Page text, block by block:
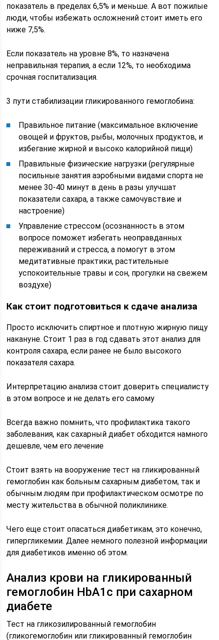
показатель в пределах 6,5% и меньше. А вот пожилые
люди, чтобы избежать осложнений стоит иметь его
ниже 7,5%.
Если показатель на уровне 8%, то назначена
неправильная терапия, а если 12%, то необходима
срочная госпитализация.
3 пути стабилизации гликированного гемоглобина:
Правильное питание (максимальное включение
овощей и фруктов, рыбы, молочных продуктов, и
избегание жирной и высоко калорийной пищи)
Правильные физические нагрузки (регулярные
посильные занятия аэробными видами спорта не
менее 30-40 минут в день в разы улучшат
показатели сахара, а также самочувствие и
настроение)
Управление стрессом (осознанность в этом
вопросе поможет избегать неоправданных
переживаний и стресса, а помогут в этом
медитативные практики, растительные
успокоительные травы и сон, прогулки на свежем
воздухе)
Как стоит подготовиться к сдаче анализа
Просто исключить спиртное и плотную жирную пищу
накануне. Стоит 1 раз в год сдавать этот анализ для
контроля сахара, если ранее не было высокого
показателя сахара.
Интерпретацию анализа стоит доверить специалисту
в этом вопросе и не делать его самому
Всегда важно помнить, что профилактика такого
заболевания, как сахарный диабет обходится намного
дешевле, чем его лечение
Стоит взять на вооружение тест на гликированный
гемоглобин как больным сахарным диабетом, так и
обычным людям при профилактическом осмотре по
месту жительства в обычной поликлинике.
Чего еще стоит опасаться диабетикам, это конечно,
гипергликемии. Далее немного полезной информации
для диабетиков именно об этом.
Анализ крови на гликированный
гемоглобин HbA1c при сахарном
диабете
Тест на гликозилированный гемоглобин
(гликогемоглобин или гликированный гемоглобин